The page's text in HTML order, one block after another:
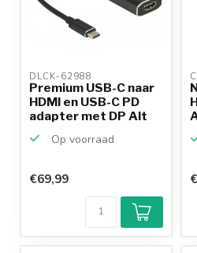
DLCK-62988
Premium USB-C naar
HDMI en USB-C PD
adapter met DP Alt
Op voorraad
€69,99